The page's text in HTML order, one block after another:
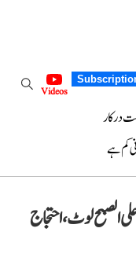
Videos
درکار
کم ہے
الصبح لوٹ، احتجاج